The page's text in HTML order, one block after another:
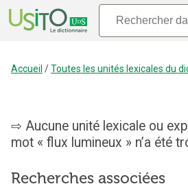
Accueil /Toutes les unités lexicales du
Aucune unité lexicale ou
mot « flux lumineux » n’a été
Recherches associées